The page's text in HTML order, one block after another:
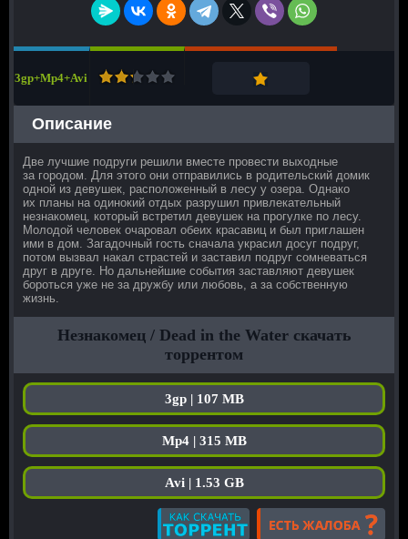
3gp+Mp4+Avi
Описание
Две лучшие подруги решили вместе провести выходные
за городом. Для этого они отправились в родительский домик
одной из девушек, расположенный в лесу у озера. Однако
их планы на одинокий отдых разрушил привлекательный
незнакомец, который встретил девушек на прогулке по лесу.
Молодой человек очаровал обеих красавиц и был приглашен
ими в дом. Загадочный гость сначала украсил досуг подруг,
потом вызвал накал страстей и заставил подруг сомневаться
друг в друге. Но дальнейшие события заставляют девушек
бороться уже не за дружбу или любовь, а за собственную
жизнь.
Незнакомец / Dead in the Water скачать
торрентом
3gp | 107 MB
Mp4 | 315 MB
Avi | 1.53 GB